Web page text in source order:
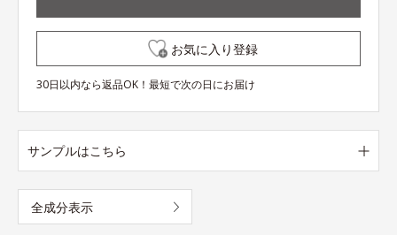
お気に入り登録
30日以内なら返品OK！最短で次の日にお届け
サンプルはこちら
全成分表示